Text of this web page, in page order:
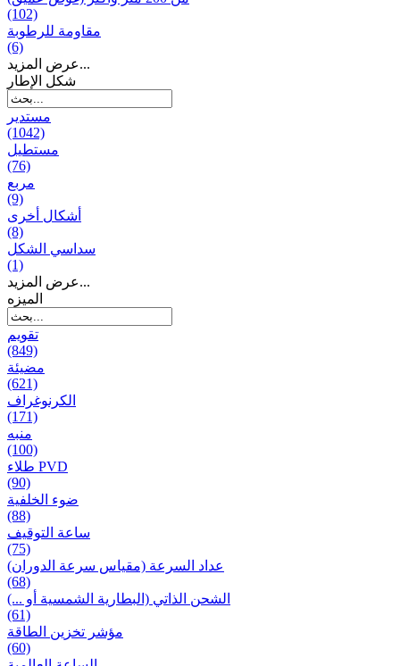
(102)
مقاومة للرطوبة
(6)
عرض المزيد...
شكل الإطار
مستدير
(1042)
مستطيل
(76)
مربع
(9)
أشكال أخرى
(8)
سداسي الشكل
(1)
عرض المزيد...
المیزه
تقويم
(849)
مضيئة
(621)
الكرنوغراف
(171)
منبه
(100)
طلاء PVD
(90)
ضوء الخلفية
(88)
ساعة التوقيف
(75)
عداد السرعة (مقياس سرعة الدوران)
(68)
الشحن الذاتي (البطارية الشمسية أو ...)
(61)
مؤشر تخزين الطاقة
(60)